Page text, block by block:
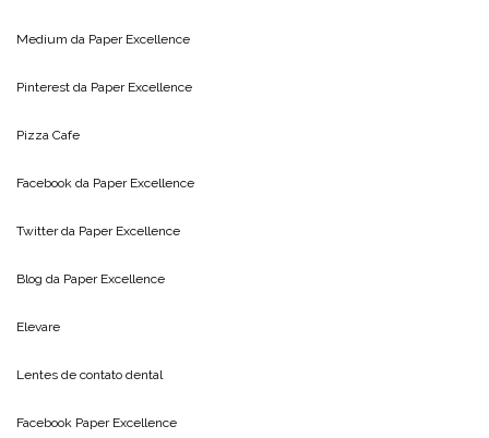
Medium da Paper Excellence
Pinterest da Paper Excellence
Pizza Cafe
Facebook da Paper Excellence
Twitter da Paper Excellence
Blog da Paper Excellence
Elevare
Lentes de contato dental
Facebook Paper Excellence